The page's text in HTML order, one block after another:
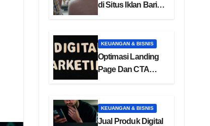
di Situs Iklan Baris
Online
KEUANGAN & BISNIS
Optimasi Landing
Page Dan CTA
Efektif Untuk
KEUANGAN & BISNIS
Jual Produk Digital